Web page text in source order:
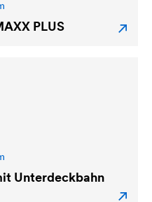
PLUS
Unterdeckbahn